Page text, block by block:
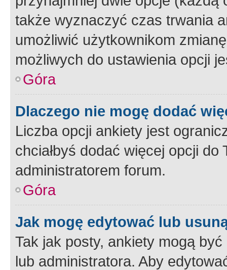
także wyznaczyć czas trwania
umożliwić użytkownikom
możliwych do ustawienia opcji
Góra
Dlaczego nie mogę dodać
Liczba opcji ankiety jest
chciałbyś dodać więcej opcji
administratorem forum.
Góra
Jak mogę edytować lub
Tak jak posty, ankiety mogą
lub administratora. Aby